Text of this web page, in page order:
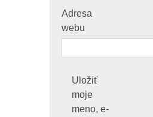
Adresa
webu
Uložiť
moje
meno, e-